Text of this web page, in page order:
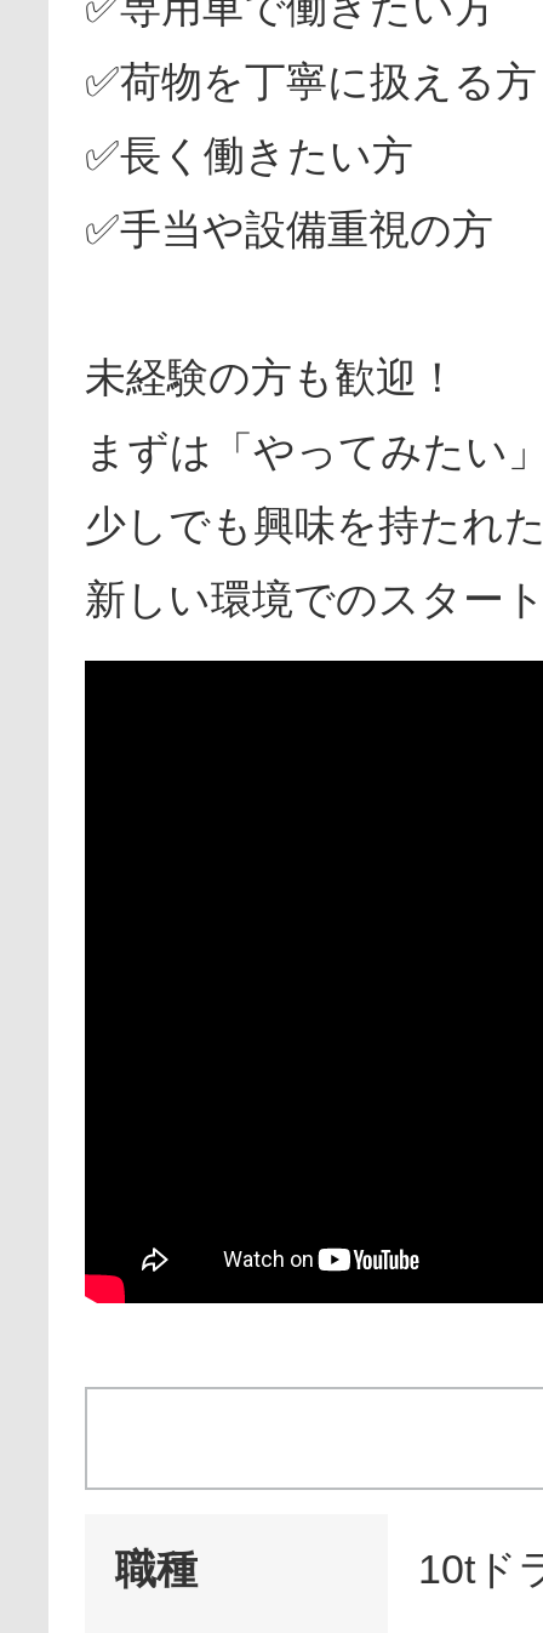
✅荷物を丁寧に扱える方
✅長く働きたい方
✅手当や設備重視の方
未経験の方も歓迎！
まずは「やってみたい
少しでも興味を持たれ
新しい環境でのスター
職種 10tド